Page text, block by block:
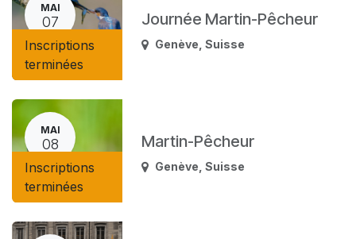
MAI
07
Inscriptions
terminées
Journée Martin-Pêcheur
Genève ,Suisse
MAI
08
Inscriptions
terminées
Martin-Pêcheur
Genève ,Suisse